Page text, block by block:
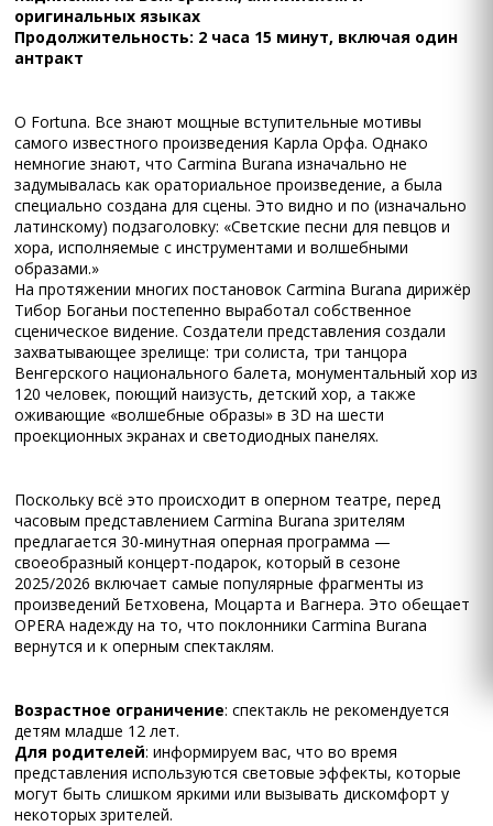
оригинальных языках
Продолжительность: 2 часа 15 минут, включая один
антракт
O Fortuna. Все знают мощные вступительные мотивы
самого известного произведения Карла Орфа. Однако
немногие знают, что Carmina Burana изначально не
задумывалась как ораториальное произведение, а была
специально создана для сцены. Это видно и по (изначально
латинскому) подзаголовку: «Светские песни для певцов и
хора, исполняемые с инструментами и волшебными
образами.»
На протяжении многих постановок Carmina Burana дирижёр
Тибор Боганьи постепенно выработал собственное
сценическое видение. Создатели представления создали
захватывающее зрелище: три солиста, три танцора
Венгерского национального балета, монументальный хор из
120 человек, поющий наизусть, детский хор, а также
оживающие «волшебные образы» в 3D на шести
проекционных экранах и светодиодных панелях.
Поскольку всё это происходит в оперном театре, перед
часовым представлением Carmina Burana зрителям
предлагается 30-минутная оперная программа —
своеобразный концерт-подарок, который в сезоне
2025/2026 включает самые популярные фрагменты из
произведений Бетховена, Моцарта и Вагнера. Это обещает
OPERA надежду на то, что поклонники Carmina Burana
вернутся и к оперным спектаклям.
Возрастное ограничение: спектакль не рекомендуется
детям младше 12 лет.
Для родителей: информируем вас, что во время
представления используются световые эффекты, которые
могут быть слишком яркими или вызывать дискомфорт у
некоторых зрителей.